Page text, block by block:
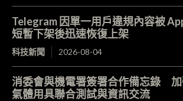
Telegram 因單一用戶違規內容被
短暫下架後迅速恢復上架
科技新聞 2026-08-04
消委會與機電署簽署合作備忘錄 加
氣體用具聯合測試與資訊交流